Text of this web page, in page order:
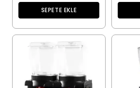
SEPETE EKLE